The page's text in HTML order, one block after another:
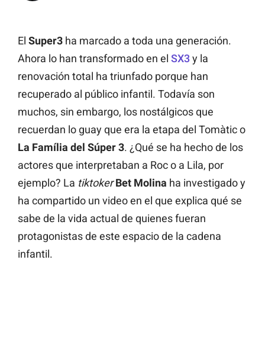
El Super3 ha marcado a toda una generación.
Ahora lo han transformado en el SX3y la
renovación total ha triunfado porque han
recuperado al público infantil. Todavía son
muchos, sin embargo, los nostálgicos que
recuerdan lo guay que era la etapa del Tomàtic o
La Família del Súper 3. ¿Qué se ha hecho de los
actores que interpretaban a Roc o a Lila, por
ejemplo? La tiktoker Bet Molina ha investigado y
ha compartido un video en el que explica qué se
sabe de la vida actual de quienes fueran
protagonistas de este espacio de la cadena
infantil.